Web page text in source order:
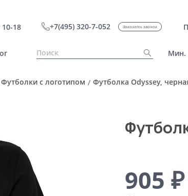
18 +7(495) 320-7-052 Заказать звонок
Мин.
Футболки с логотипом / Футболка Odyssey,
905 ₽